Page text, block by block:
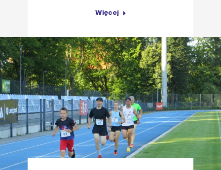
Więcej